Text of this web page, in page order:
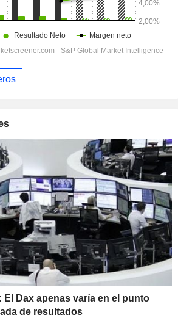
El Dax apenas varía en el punto
de resultados